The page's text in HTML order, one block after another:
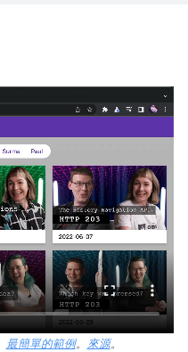
最簡單的範例。 來源。